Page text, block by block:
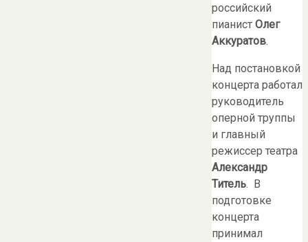
российский
пианист Олег
Аккуратов.
Над постановкой
концерта работал
руководитель
оперной труппы
и главный
режиссер театра
Александр
Титель. В
подготовке
концерта
принимал